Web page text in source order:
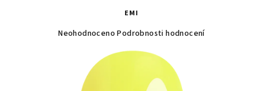
EMI
Průměrné
Neohodnoceno Podrobnosti hodnocení